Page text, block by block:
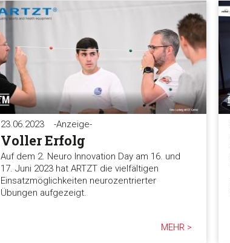
23.06.2023 -Anzeige-
Voller Erfolg
Auf dem 2. Neuro Innovation Day am 16. und
17. Juni 2023 hat ARTZT die vielfältigen
Einsatzmöglichkeiten neurozentrierter
Übungen aufgezeigt.
MEHR >